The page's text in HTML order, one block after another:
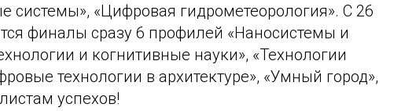
системы», «Цифровая гидрометеорология». С 26
финалы сразу 6 профилей «Наносистемы и
и когнитивные науки», «Технологии
технологии в архитектуре», «Умный город»,
успехов!